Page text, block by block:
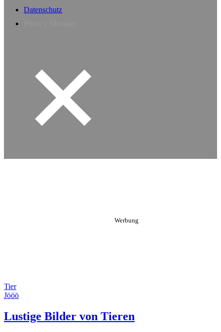
Datenschutz
Tier
Jööö
Lustige Bilder von Tieren